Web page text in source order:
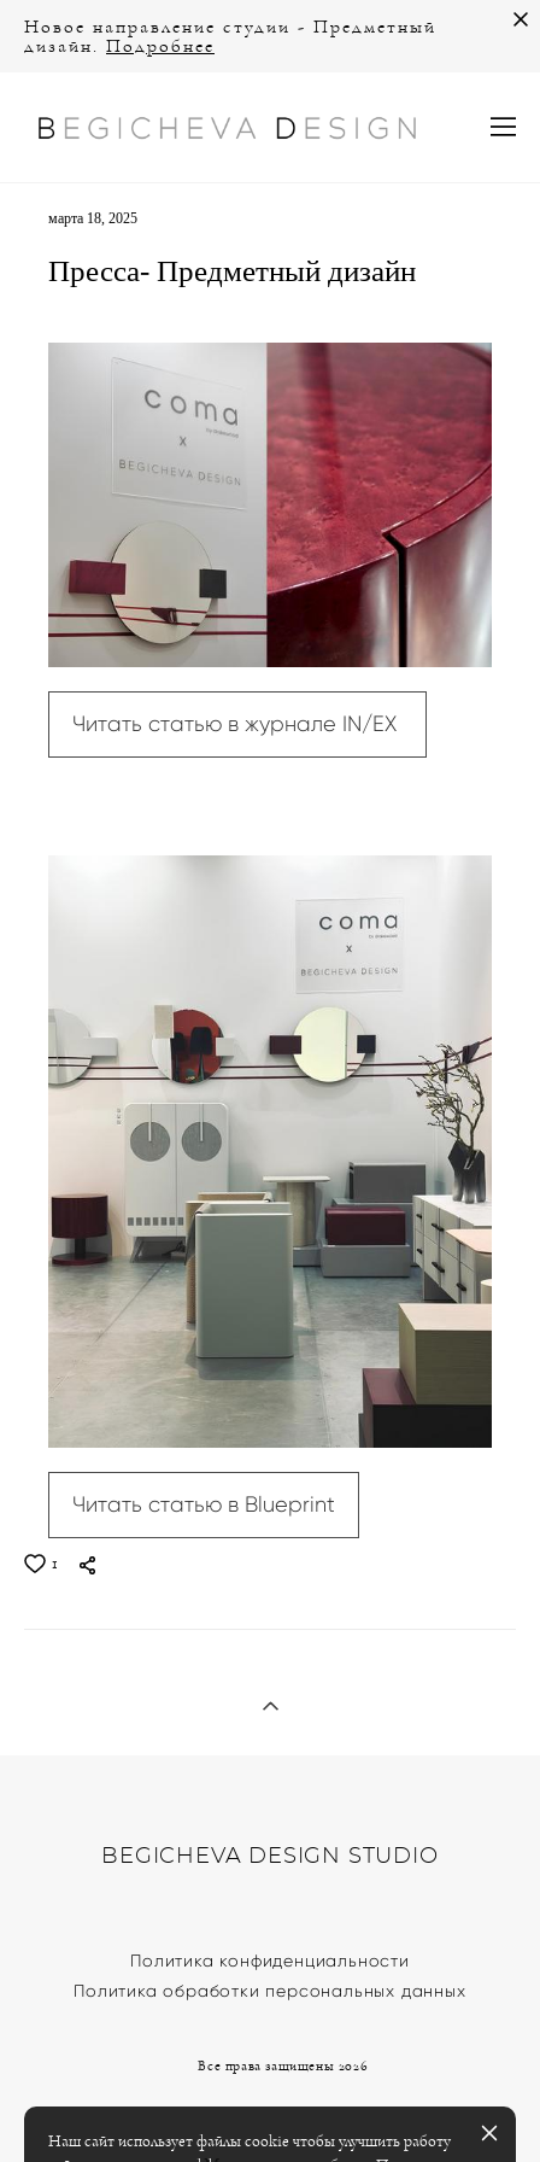
Новое направление студии - Предметный
дизайн. Подробнее
марта 18, 2025
Пресса- Предметный дизайн
Читать статью в журнале IN/EX
Читать статью в Blueprint
1
BEGICHEVA DESIGN STUDIO
Политика конфиденциальности
Политика обработки персональных данных
Все права защищены 2026
Наш сайт использует файлы cookie чтобы улучшить работу